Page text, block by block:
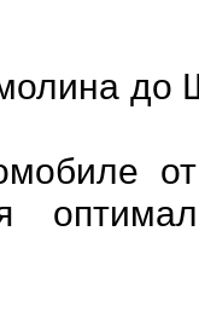
до